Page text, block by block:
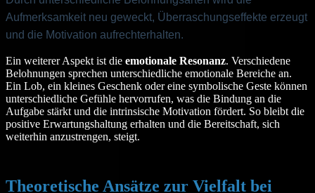
Aufmerksamkeit neu geweckt, Überraschungseffekte erzeugt
und die Motivation aufrechterhalten.
Ein weiterer Aspekt ist die emotionale Resonanz. Verschiedene
Belohnungen sprechen unterschiedliche emotionale Bereiche an.
Ein Lob, ein kleines Geschenk oder eine symbolische Geste können
unterschiedliche Gefühle hervorrufen, was die Bindung an die
Aufgabe stärkt und die intrinsische Motivation fördert. So bleibt die
positive Erwartungshaltung erhalten und die Bereitschaft, sich
weiterhin anzustrengen, steigt.
Theoretische Ansätze zur Vielfalt bei